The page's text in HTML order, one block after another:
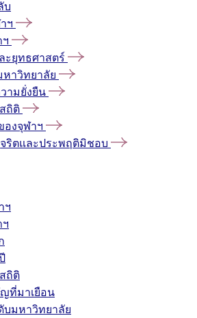
บ
ฯ
ฯ
ะยุทธศาสตร์
าวิทยาลัย
ามยั่งยืน
ถิติ
องจุฬาฯ
จริตและประพฤติมิชอบ
ฯ
ฯ
ถิติ
ที่มาเยือน
บมหาวิทยาลัย